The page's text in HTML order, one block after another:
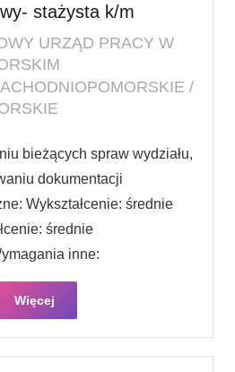
stażysta k/m
URZĄD PRACY W
/
bieżących spraw wydziału,
dokumentacji
Wykształcenie: średnie
średnie
inne:
Więcej